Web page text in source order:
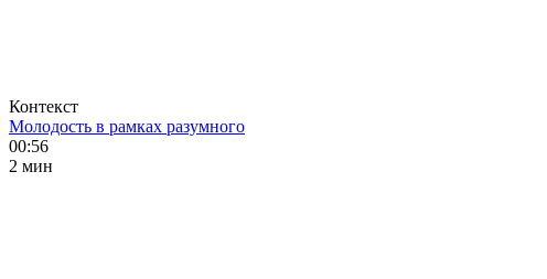
Контекст
Молодость в рамках разумного
00:56
2 мин